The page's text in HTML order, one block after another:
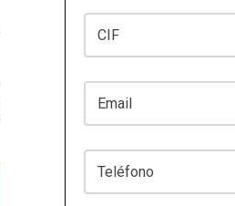
CIF
Email
Teléfono